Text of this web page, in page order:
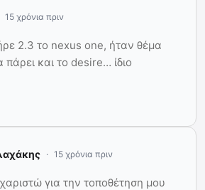
15 χρόνια πριν
2.3 το nexus one, ήταν θέμα
και το desire… ίδιο
15 χρόνια πριν
για την τοποθέτηση μου